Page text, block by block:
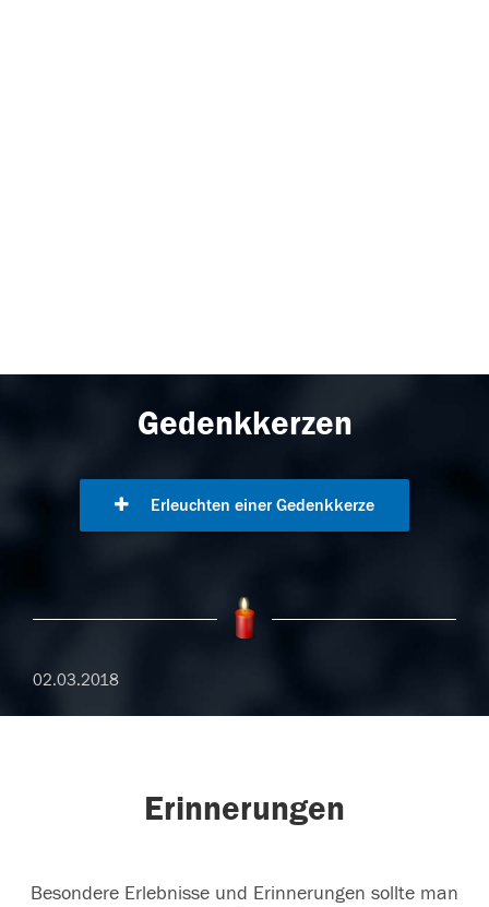
Gedenkkerzen
Erleuchten einer Gedenkkerze
02.03.2018
Erinnerungen
Besondere Erlebnisse und Erinnerungen sollte man